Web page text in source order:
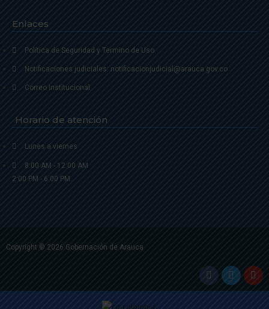
Enlaces
Política de Seguridad y Termino de Uso
Notificaciones judiciales: notificacionjudicial@arauca.gov.co
Correo Institucional
Horario de atención
Lunes a viernes
8:00 AM - 12:00 AM
2:00 PM - 6:00 PM.
Copyright © 2026 Gobernación de Arauca